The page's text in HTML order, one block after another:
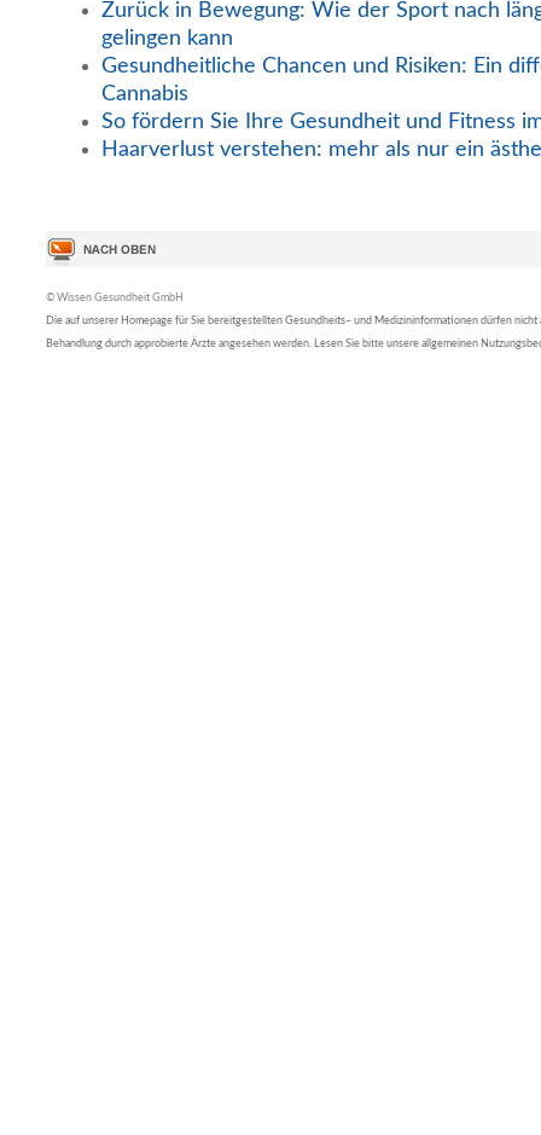
Zurück in Bewegung: Wie der Sport nach
gelingen kann
Gesundheitliche Chancen und Risiken: Ein
Cannabis
So fördern Sie Ihre Gesundheit und Fitness
Haarverlust verstehen: mehr als nur ein
© Wissen Gesundheit GmbH
Die auf unserer Homepage für Sie bereitgestellten Gesundheits– und Medizininformationen dürfen nicht
Behandlung durch approbierte Ärzte angesehen werden. Lesen Sie bitte unsere allgemeinen